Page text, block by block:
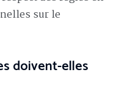
sur le
doivent-elles